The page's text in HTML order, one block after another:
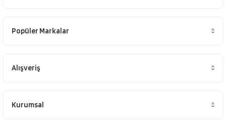
Popüler Markalar
Alışveriş
Kurumsal